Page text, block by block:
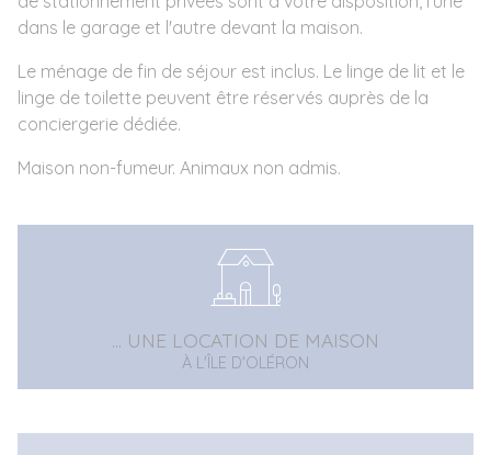
dans le garage et l'autre devant la maison.
Le ménage de fin de séjour est inclus. Le linge de lit et le
linge de toilette peuvent être réservés auprès de la
conciergerie dédiée.
Maison non-fumeur. Animaux non admis.
... UNE LOCATION DE MAISON
À L'ÎLE D'OLÉRON